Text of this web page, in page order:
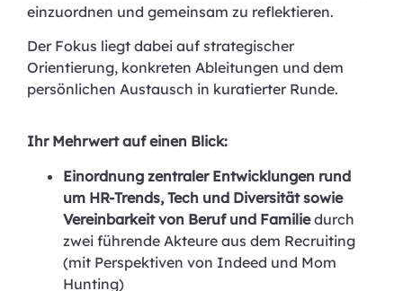
einzuordnen und gemeinsam zu reflektieren.
Der Fokus liegt dabei auf strategischer
Orientierung, konkreten Ableitungen und dem
persönlichen Austausch in kuratierter Runde.
Ihr Mehrwert auf einen Blick:
Einordnung zentraler Entwicklungen rund
um HR-Trends, Tech und Diversität sowie
Vereinbarkeit von Beruf und Familiedurch
zwei führende Akteure aus dem Recruiting
(mit Perspektiven von Indeed und Mom
Hunting)